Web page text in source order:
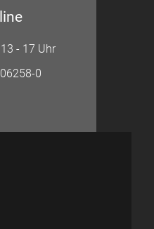
- 17 Uhr
0